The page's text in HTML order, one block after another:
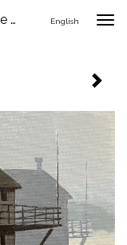
Matty Westra Hoekzema - Stilstaande Tijd English